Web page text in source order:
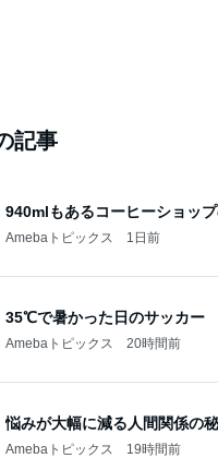
記事
940mlもあるコーヒーショッ
Amebaトピックス 1日前
35℃で暑かった日のサッカー
Amebaトピックス 20時間前
悩みが大幅に減る人間関係の
Amebaトピックス 19時間前